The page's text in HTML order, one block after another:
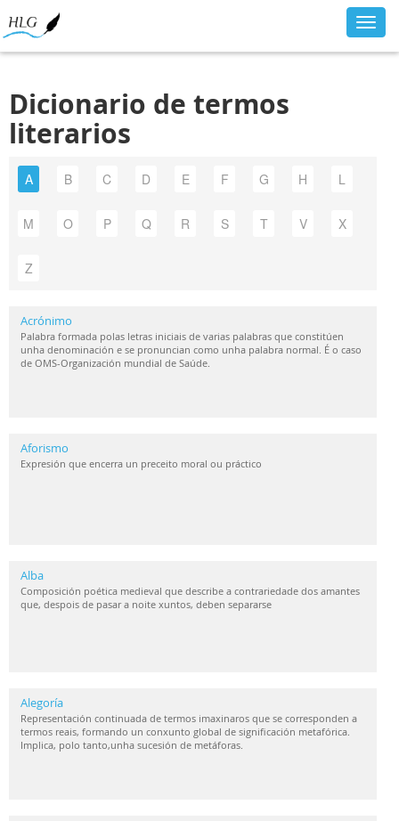
Dicionario de termos
literarios
A B C D E F G H L
M O P Q R S T V X
Z
Acrónimo
Palabra formada polas letras iniciais de varias palabras que constitúen
unha denominación e se pronuncian como unha palabra normal. É o caso
de OMS-Organización mundial de Saúde.
Aforismo
Expresión que encerra un preceito moral ou práctico
Alba
Composición poética medieval que describe a contrariedade dos amantes
que, despois de pasar a noite xuntos, deben separarse
Alegoría
Representación continuada de termos imaxinaros que se corresponden a
termos reais, formando un conxunto global de significación metafórica.
Implica, polo tanto,unha sucesión de metáforas.